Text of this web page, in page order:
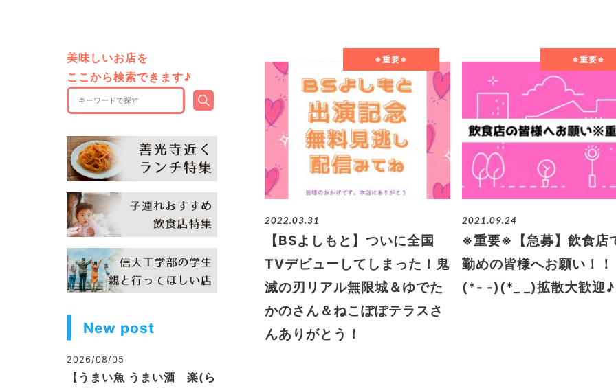
※重要※
2022.03.31
【BSよしもと】ついに全国
TVデビューしてしまった！鬼
滅の刃リアル無限城＆ゆでた
かのさん＆ねこぽぽテラスさ
んありがとう！
※重要※
2021.09.24
※重要※【急募】飲食店
勤めの皆様へお願い！
(*- -)(*_ _)拡散大歓迎♪
美味しいお店を
ここから検索できます♪
New post
2026/08/05
【うまい魚 うまい酒 楽(ら